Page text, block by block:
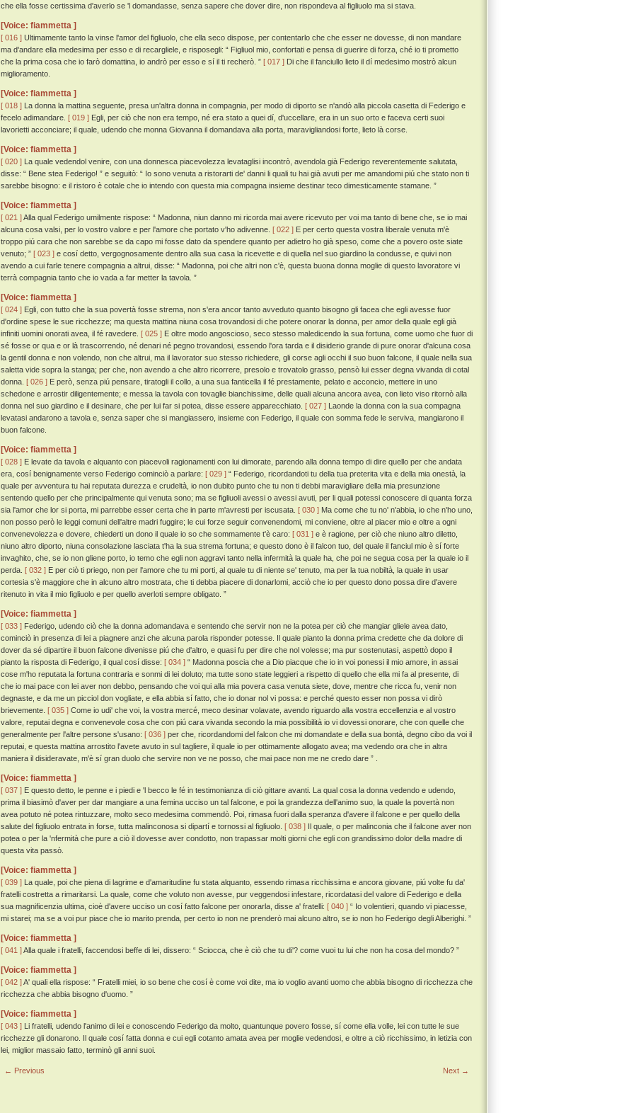
che ella fosse certissima d'averlo se 'l domandasse, senza sapere che dover dire, non rispondeva al figliuolo ma si stava.
[Voice: fiammetta ]
[ 016 ] Ultimamente tanto la vinse l'amor del figliuolo, che ella seco dispose, per contentarlo che che esser ne dovesse, di non mandare
ma d'andare ella medesima per esso e di recargliele, e risposegli: “ Figliuol mio, confortati e pensa di guerire di forza, ché io ti prometto
che la prima cosa che io farò domattina, io andrò per esso e sí il ti recherò. ” [ 017 ] Di che il fanciullo lieto il dí medesimo mostrò alcun
miglioramento.
[Voice: fiammetta ]
[ 018 ] La donna la mattina seguente, presa un'altra donna in compagnia, per modo di diporto se n'andò alla piccola casetta di Federigo e
fecelo adimandare. [ 019 ] Egli, per ciò che non era tempo, né era stato a quei dí, d'uccellare, era in un suo orto e faceva certi suoi
lavorietti acconciare; il quale, udendo che monna Giovanna il domandava alla porta, maravigliandosi forte, lieto là corse.
[Voice: fiammetta ]
[ 020 ] La quale vedendol venire, con una donnesca piacevolezza levataglisi incontrò, avendola già Federigo reverentemente salutata,
disse: “ Bene stea Federigo! ” e seguitò: “ Io sono venuta a ristorarti de' danni li quali tu hai già avuti per me amandomi piú che stato non ti
sarebbe bisogno: e il ristoro è cotale che io intendo con questa mia compagna insieme destinar teco dimesticamente stamane. ”
[Voice: fiammetta ]
[ 021 ]Alla qual Federigo umilmente rispose: “ Madonna, niun danno mi ricorda mai avere ricevuto per voi ma tanto di bene che, se io mai
alcuna cosa valsi, per lo vostro valore e per l'amore che portato v'ho adivenne. [ 022 ] E per certo questa vostra liberale venuta m'è
troppo piú cara che non sarebbe se da capo mi fosse dato da spendere quanto per adietro ho già speso, come che a povero oste siate
venuto; ” [ 023 ] e cosí detto, vergognosamente dentro alla sua casa la ricevette e di quella nel suo giardino la condusse, e quivi non
avendo a cui farle tenere compagnia a altrui, disse: “ Madonna, poi che altri non c'è, questa buona donna moglie di questo lavoratore vi
terrà compagnia tanto che io vada a far metter la tavola. ”
[Voice: fiammetta ]
[ 024 ] Egli, con tutto che la sua povertà fosse strema, non s'era ancor tanto avveduto quanto bisogno gli facea che egli avesse fuor
d'ordine spese le sue ricchezze; ma questa mattina niuna cosa trovandosi di che potere onorar la donna, per amor della quale egli già
infiniti uomini onorati avea, il fé ravedere. [ 025 ] E oltre modo angoscioso, seco stesso maledicendo la sua fortuna, come uomo che fuor di
sé fosse or qua e or là trascorrendo, né denari né pegno trovandosi, essendo l'ora tarda e il disiderio grande di pure onorar d'alcuna cosa
la gentil donna e non volendo, non che altrui, ma il lavorator suo stesso richiedere, gli corse agli occhi il suo buon falcone, il quale nella sua
saletta vide sopra la stanga; per che, non avendo a che altro ricorrere, presolo e trovatolo grasso, pensò lui esser degna vivanda di cotal
donna. [ 026 ] E però, senza piú pensare, tiratogli il collo, a una sua fanticella il fé prestamente, pelato e acconcio, mettere in uno
schedone e arrostir diligentemente; e messa la tavola con tovaglie bianchissime, delle quali alcuna ancora avea, con lieto viso ritornò alla
donna nel suo giardino e il desinare, che per lui far si potea, disse essere apparecchiato. [ 027 ] Laonde la donna con la sua compagna
levatasi andarono a tavola e, senza saper che si mangiassero, insieme con Federigo, il quale con somma fede le serviva, mangiarono il
buon falcone.
[Voice: fiammetta ]
[ 028 ] E levate da tavola e alquanto con piacevoli ragionamenti con lui dimorate, parendo alla donna tempo di dire quello per che andata
era, cosí benignamente verso Federigo cominciò a parlare: [ 029 ] “ Federigo, ricordandoti tu della tua preterita vita e della mia onestà, la
quale per avventura tu hai reputata durezza e crudeltà, io non dubito punto che tu non ti debbi maravigliare della mia presunzione
sentendo quello per che principalmente qui venuta sono; ma se figliuoli avessi o avessi avuti, per li quali potessi conoscere di quanta forza
sia l'amor che lor si porta, mi parrebbe esser certa che in parte m'avresti per iscusata. [ 030 ] Ma come che tu no' n'abbia, io che n'ho uno,
non posso però le leggi comuni dell'altre madri fuggire; le cui forze seguir convenendomi, mi conviene, oltre al piacer mio e oltre a ogni
convenevolezza e dovere, chiederti un dono il quale io so che sommamente t'è caro: [ 031 ] e è ragione, per ciò che niuno altro diletto,
niuno altro diporto, niuna consolazione lasciata t'ha la sua strema fortuna; e questo dono è il falcon tuo, del quale il fanciul mio è sí forte
invaghito, che, se io non gliene porto, io temo che egli non aggravi tanto nella infermità la quale ha, che poi ne segua cosa per la quale io il
perda. [ 032 ] E per ciò ti priego, non per l'amore che tu mi porti, al quale tu di niente se' tenuto, ma per la tua nobiltà, la quale in usar
cortesia s'è maggiore che in alcuno altro mostrata, che ti debba piacere di donarlomi, acciò che io per questo dono possa dire d'avere
ritenuto in vita il mio figliuolo e per quello averloti sempre obligato. ”
[Voice: fiammetta ]
[ 033 ] Federigo, udendo ciò che la donna adomandava e sentendo che servir non ne la potea per ciò che mangiar gliele avea dato,
cominciò in presenza di lei a piagnere anzi che alcuna parola risponder potesse. Il quale pianto la donna prima credette che da dolore di
dover da sé dipartire il buon falcone divenisse piú che d'altro, e quasi fu per dire che nol volesse; ma pur sostenutasi, aspettò dopo il
pianto la risposta di Federigo, il qual cosí disse: [ 034 ] “ Madonna poscia che a Dio piacque che io in voi ponessi il mio amore, in assai
cose m'ho reputata la fortuna contraria e sonmi di lei doluto; ma tutte sono state leggieri a rispetto di quello che ella mi fa al presente, di
che io mai pace con lei aver non debbo, pensando che voi qui alla mia povera casa venuta siete, dove, mentre che ricca fu, venir non
degnaste, e da me un picciol don vogliate, e ella abbia sí fatto, che io donar nol vi possa: e perché questo esser non possa vi dirò
brievemente. [ 035 ] Come io udi' che voi, la vostra mercé, meco desinar volavate, avendo riguardo alla vostra eccellenzia e al vostro
valore, reputai degna e convenevole cosa che con piú cara vivanda secondo la mia possibilità io vi dovessi onorare, che con quelle che
generalmente per l'altre persone s'usano: [ 036 ] per che, ricordandomi del falcon che mi domandate e della sua bontà, degno cibo da voi il
reputai, e questa mattina arrostito l'avete avuto in sul tagliere, il quale io per ottimamente allogato avea; ma vedendo ora che in altra
maniera il disideravate, m'è sí gran duolo che servire non ve ne posso, che mai pace non me ne credo dare ” .
[Voice: fiammetta ]
[ 037 ] E questo detto, le penne e i piedi e 'l becco le fé in testimonianza di ciò gittare avanti. La qual cosa la donna vedendo e udendo,
prima il biasimò d'aver per dar mangiare a una femina ucciso un tal falcone, e poi la grandezza dell'animo suo, la quale la povertà non
avea potuto né potea rintuzzare, molto seco medesima commendò. Poi, rimasa fuori dalla speranza d'avere il falcone e per quello della
salute del figliuolo entrata in forse, tutta malinconosa si dipartí e tornossi al figliuolo. [ 038 ] Il quale, o per malinconia che il falcone aver non
potea o per la 'nfermità che pure a ciò il dovesse aver condotto, non trapassar molti giorni che egli con grandissimo dolor della madre di
questa vita passò.
[Voice: fiammetta ]
[ 039 ] La quale, poi che piena di lagrime e d'amaritudine fu stata alquanto, essendo rimasa ricchissima e ancora giovane, piú volte fu da'
fratelli costretta a rimaritarsi. La quale, come che voluto non avesse, pur veggendosi infestare, ricordatasi del valore di Federigo e della
sua magnificenzia ultima, cioè d'avere ucciso un cosí fatto falcone per onorarla, disse a' fratelli: [ 040 ] “ Io volentieri, quando vi piacesse,
mi starei; ma se a voi pur piace che io marito prenda, per certo io non ne prenderò mai alcuno altro, se io non ho Federigo degli Alberighi. ”
[Voice: fiammetta ]
[ 041 ]Alla quale i fratelli, faccendosi beffe di lei, dissero: “ Sciocca, che è ciò che tu di'? come vuoi tu lui che non ha cosa del mondo? ”
[Voice: fiammetta ]
[ 042 ]A' quali ella rispose: “ Fratelli miei, io so bene che cosí è come voi dite, ma io voglio avanti uomo che abbia bisogno di ricchezza che
ricchezza che abbia bisogno d'uomo. ”
[Voice: fiammetta ]
[ 043 ] Li fratelli, udendo l'animo di lei e conoscendo Federigo da molto, quantunque povero fosse, sí come ella volle, lei con tutte le sue
ricchezze gli donarono. Il quale cosí fatta donna e cui egli cotanto amata avea per moglie vedendosi, e oltre a ciò ricchissimo, in letizia con
lei, miglior massaio fatto, terminò gli anni suoi.
← Previous Next →